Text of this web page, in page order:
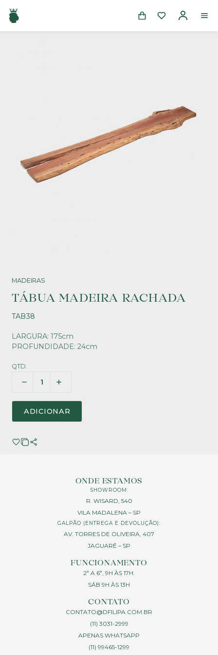
MADEIRAS
TÁBUA MADEIRA RACHADA
TAB38
LARGURA: 175cm
PROFUNDIDADE: 24cm
QTD.
ADICIONAR
ONDE ESTAMOS
SHOWROOM:
R. WISARD, 540
VILA MADALENA – SP
GALPÃO (ENTREGA E DEVOLUÇÃO):
AV. TORRES DE OLIVEIRA, 407
JAGUARÉ – SP
FUNCIONAMENTO
2ª A 6ª, 9H ÀS 17H.
SÁB 9H ÀS 13H
CONTATO
CONTATO@DFILIPA.COM.BR
(11) 3031-2999
APENAS WHATSAPP
(11) 99465-1299